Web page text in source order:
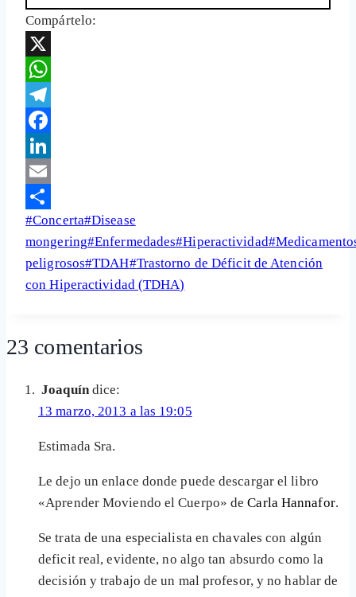
Compártelo:
X
WhatsApp
Telegram
Facebook
LinkedIn
Email
Share
Etiquetas
de
la
entrada:
#Concerta#Disease
mongering#Enfermedades#Hiperactividad#
peligrosos#TDAH#Trastorno de Déficit de Atención
con Hiperactividad (TDHA)
23 comentarios
Joaquín dice:
13 marzo, 2013 a las 19:05
Estimada Sra.
Le dejo un enlace donde puede descargar el libro
«Aprender Moviendo el Cuerpo» deCarla Hannafor.
Se trata de una especialista en chavales con algún
deficit real, evidente, no algo tan absurdo como la
decisión y trabajo de un mal profesor, y no hablar de